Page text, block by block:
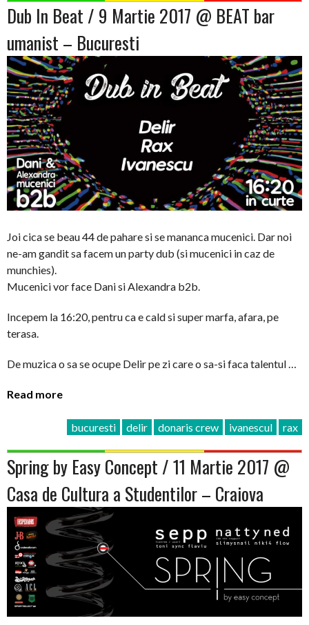
Dub In Beat / 9 Martie 2017 @ BEAT bar
umanist – Bucuresti
Joi cica se beau 44 de pahare si se mananca mucenici. Dar noi
ne-am gandit sa facem un party dub (si mucenici in caz de
munchies).
Mucenici vor face Dani si Alexandra b2b.
Incepem la 16:20, pentru ca e cald si super marfa, afara, pe
terasa.
De muzica o sa se ocupe Delir pe zi care o sa-si faca talentul …
Read more
bucuresti delir donaris crew ivanescul rax
Spring by Easy Concept / 11 Martie 2017 @
Casa de Cultura a Studentilor – Craiova